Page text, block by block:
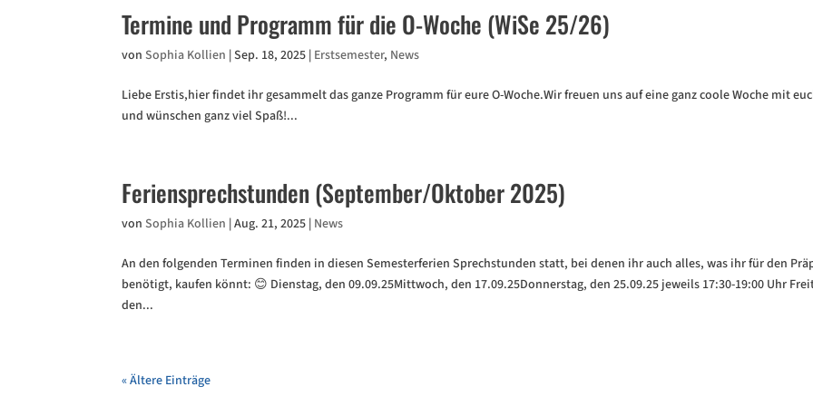
Termine und Programm für die O-Woche (WiSe 25/26)
vonSophia Kollien |Sep. 18, 2025 | Erstsemester, News
Liebe Erstis,hier findet ihr gesammelt das ganze Programm für eure O-Woche.Wir freuen uns auf eine ganz coole Woche mit
und wünschen ganz viel Spaß!...
Feriensprechstunden (September/Oktober 2025)
vonSophia Kollien |Aug. 21, 2025 | News
An den folgenden Terminen finden in diesen Semesterferien Sprechstunden statt, bei denen ihr auch alles, was ihr für den
benötigt, kaufen könnt: 😊 Dienstag, den 09.09.25Mittwoch, den 17.09.25Donnerstag, den 25.09.25 jeweils 17:30-19:00 Uhr
den...
« Ältere Einträge